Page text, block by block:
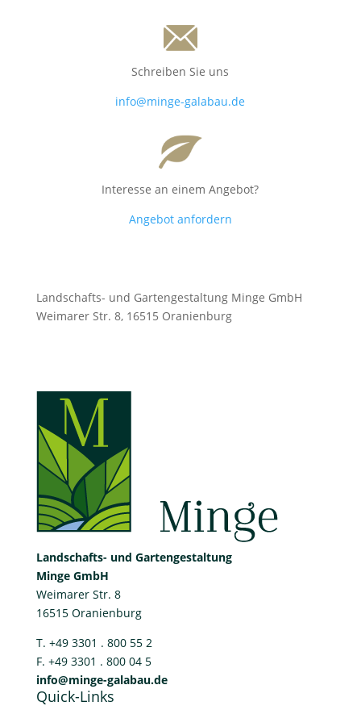
Schreiben Sie uns
info@minge-galabau.de
Interesse an einem Angebot?
Angebot anfordern
Landschafts- und Gartengestaltung Minge GmbH
Weimarer Str. 8, 16515 Oranienburg
Landschafts- und Gartengestaltung
Minge GmbH
Weimarer Str. 8
16515 Oranienburg
T. +49 3301 . 800 55 2
F. +49 3301 . 800 04 5
info@minge-galabau.de
Quick-Links